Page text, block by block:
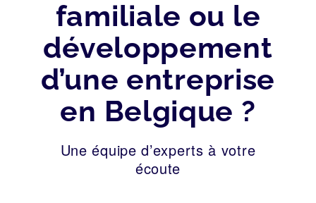
familiale ou le
développement
d’une entreprise
en Belgique ?
Une équipe d’experts à votre
écoute